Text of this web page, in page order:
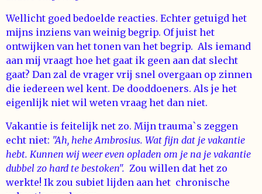
Wellicht goed bedoelde reacties. Echter getuigd het
mijns inziens van weinig begrip. Of juist het
ontwijken van het tonen van het begrip. Als iemand
aan mij vraagt hoe het gaat ik geen aan dat slecht
gaat? Dan zal de vrager vrij snel overgaan op zinnen
die iedereen wel kent. De dooddoeners. Als je het
eigenlijk niet wil weten vraag het dan niet.
Vakantie is feitelijk net zo. Mijn trauma`s zeggen
echt niet: "Ah, hehe Ambrosius. Wat fijn dat je vakantie
hebt. Kunnen wij weer even opladen om je na je vakantie
dubbel zo hard te bestoken". Zou willen dat het zo
werkte! Ik zou subiet lijden aan het chronische